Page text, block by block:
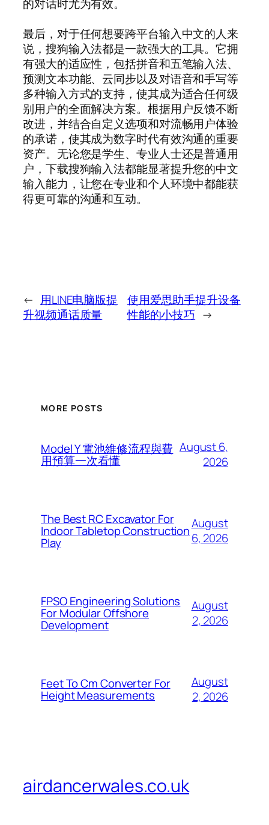
的对话时尤为有效。
最后，对于任何想要跨平台输入中文的人来
说，搜狗输入法都是一款强大的工具。它拥
有强大的适应性，包括拼音和五笔输入法、
预测文本功能、云同步以及对语音和手写等
多种输入方式的支持，使其成为适合任何级
别用户的全面解决方案。根据用户反馈不断
改进，并结合自定义选项和对流畅用户体验
的承诺，使其成为数字时代有效沟通的重要
资产。无论您是学生、专业人士还是普通用
户，下载搜狗输入法都能显著提升您的中文
输入能力，让您在专业和个人环境中都能获
得更可靠的沟通和互动。
← 用LINE电脑版提
升视频通话质量
使用爱思助手提升设备
性能的小技巧 →
MORE POSTS
Model Y 電池維修流程與費
用預算一次看懂
August 6,
2026
The Best RC Excavator For
Indoor Tabletop Construction
Play
August
6, 2026
FPSO Engineering Solutions
For Modular Offshore
Development
August
2, 2026
Feet To Cm Converter For
Height Measurements
August
2, 2026
airdancerwales.co.uk